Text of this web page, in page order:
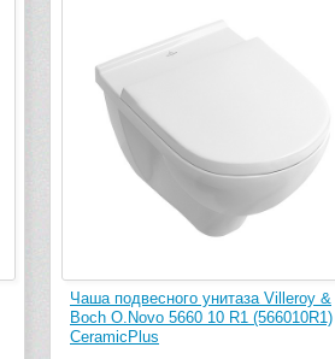
Чаша подвесного унитаза Villeroy &
Boch O.Novo 5660 10 R1 (566010R1)
CeramicPlus